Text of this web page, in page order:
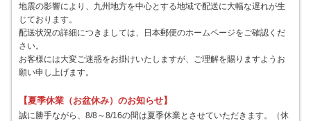
地震の影響により、九州地方を中心とする地域で配送に大幅な遅れが生
じております。
配送状況の詳細につきましては、日本郵便のホームページをご確認くだ
さい。
お客様には大変ご迷惑をお掛けいたしますが、ご理解を賜りますようお
願い申し上げます。
【夏季休業（お盆休み）のお知らせ】
誠に勝手ながら、8/8～8/16の間は夏季休業とさせていただきます。（休